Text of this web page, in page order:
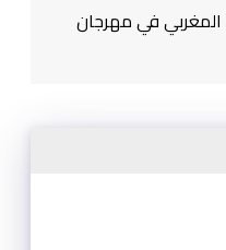
المغربي في مهرجان